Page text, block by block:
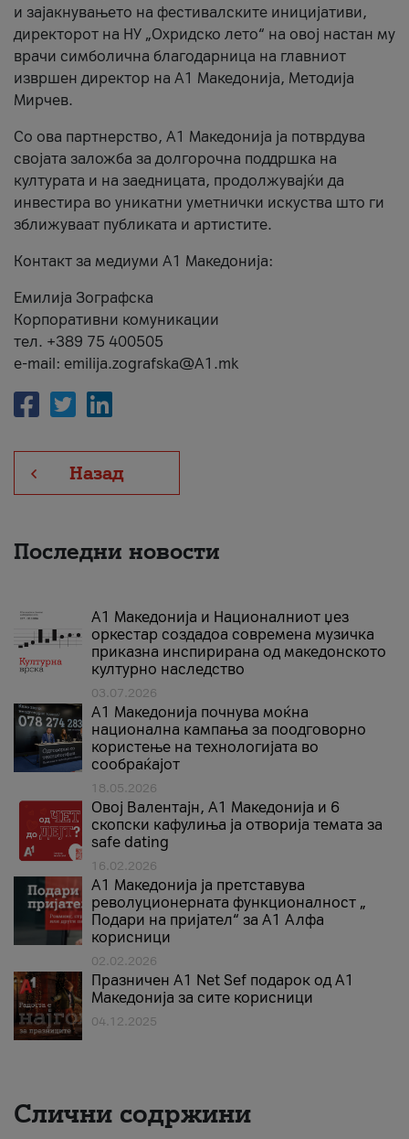
и зајакнувањето на фестивалските иницијативи,
директорот на НУ „Охридско лето“ на овој настан му
врачи симболична благодарница на главниот
извршен директор на A1 Македонија, Методија
Мирчев.
Со ова партнерство, A1 Македонија ја потврдува
својата заложба за долгорочна поддршка на
културата и на заедницата, продолжувајќи да
инвестира во уникатни уметнички искуства што ги
зближуваат публиката и артистите.
Контакт за медиуми А1 Македонија:
Емилија Зографска
Корпоративни комуникации
тел. +389 75 400505
e-mail: emilija.zografska@A1.mk
Назад
Последни новости
А1 Македонија и Националниот џез
оркестар создадоа современа музичка
приказна инспирирана од македонското
културно наследство
03.07.2026
A1 Македонија почнува моќна
национална кампања за поодговорно
користење на технологијата во
сообраќајот
18.05.2026
Овој Валентајн, A1 Македонија и 6
скопски кафулиња ја отворија темата за
safe dating
16.02.2026
А1 Македонија ја претставува
револуционерната функционалност „
Подари на пријател“ за А1 Алфа
корисници
02.02.2026
Празничен A1 Net Sеf подарок од А1
Македонија за сите корисници
04.12.2025
Слични содржини